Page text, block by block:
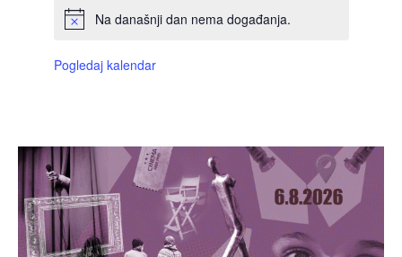
Na današnji dan nema događanja.
Pogledaj kalendar